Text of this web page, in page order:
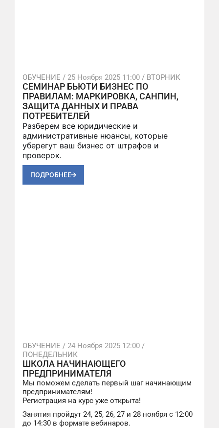
ОБУЧЕНИЕ / 25 Ноября 2025 11:00 / ВТОРНИК
СЕМИНАР БЬЮТИ БИЗНЕС ПО
ПРАВИЛАМ: МАРКИРОВКА, САНПИН,
ЗАЩИТА ДАННЫХ И ПРАВА
ПОТРЕБИТЕЛЕЙ
Разберем все юридические и
административные нюансы, которые
уберегут ваш бизнес от штрафов и
проверок.
ПОДРОБНЕЕ
ОБУЧЕНИЕ / 24 Ноября 2025 12:00 /
ПОНЕДЕЛЬНИК
ШКОЛА НАЧИНАЮЩЕГО
ПРЕДПРИНИМАТЕЛЯ
Мы поможем сделать первый шаг начинающим
предпринимателям!
Регистрация на курс уже открыта!
Занятия пройдут 24, 25, 26, 27 и 28 ноября с 12:00
до 14:30 в формате вебинаров.